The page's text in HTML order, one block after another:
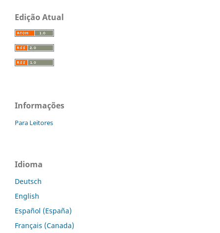
Edição Atual
Informações
Para Leitores
Idioma
Deutsch
English
Español (España)
Français (Canada)